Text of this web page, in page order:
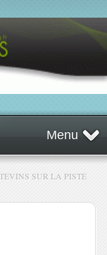
Menu
SUR LA PISTE